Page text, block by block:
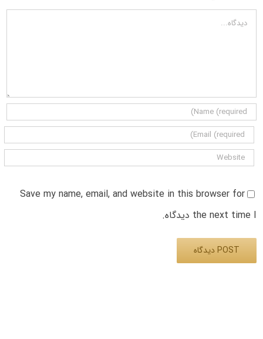
دیدگاه
Save my name, email, and website in this browser for
the next time I دیدگاه.